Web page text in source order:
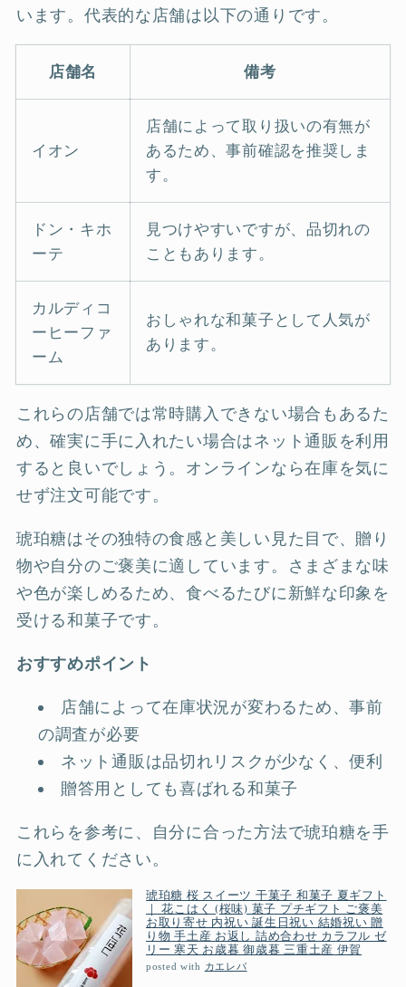
います。代表的な店舗は以下の通りです。
店舗名 備考
イオン
店舗によって取り扱いの有無が
あるため、事前確認を推奨しま
す。
ドン・キホ
ーテ
見つけやすいですが、品切れの
こともあります。
カルディコ
ーヒーファ
ーム
おしゃれな和菓子として人気が
あります。
これらの店舗では常時購入できない場合もあるた
め、確実に手に入れたい場合はネット通販を利用
すると良いでしょう。オンラインなら在庫を気に
せず注文可能です。
琥珀糖はその独特の食感と美しい見た目で、贈り
物や自分のご褒美に適しています。さまざまな味
や色が楽しめるため、食べるたびに新鮮な印象を
受ける和菓子です。
おすすめポイント
店舗によって在庫状況が変わるため、事前
の調査が必要
ネット通販は品切れリスクが少なく、便利
贈答用としても喜ばれる和菓子
これらを参考に、自分に合った方法で琥珀糖を手
に入れてください。
琥珀糖 桜 スイーツ 干菓子 和菓子 夏ギフト
｜ 花こはく (桜味) 菓子 プチギフト ご褒美
お取り寄せ 内祝い 誕生日祝い 結婚祝い 贈
り物 手土産 お返し 詰め合わせ カラフル ゼ
リー 寒天 お歳暮 御歳暮 三重土産 伊賀
posted with カエレバ